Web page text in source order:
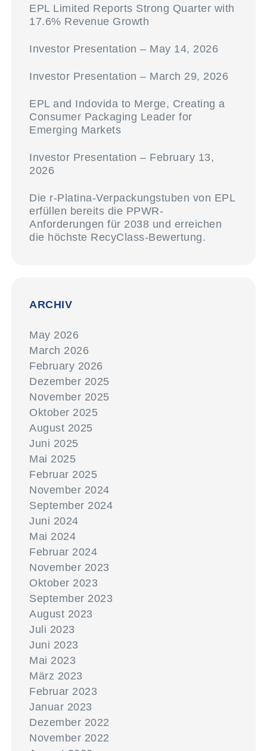
EPL Limited Reports Strong Quarter with
17.6% Revenue Growth
Investor Presentation – May 14, 2026
Investor Presentation – March 29, 2026
EPL and Indovida to Merge, Creating a
Consumer Packaging Leader for
Emerging Markets
Investor Presentation – February 13,
2026
Die r-Platina-Verpackungstuben von EPL
erfüllen bereits die PPWR-
Anforderungen für 2038 und erreichen
die höchste RecyClass-Bewertung.
ARCHIV
May 2026
March 2026
February 2026
Dezember 2025
November 2025
Oktober 2025
August 2025
Juni 2025
Mai 2025
Februar 2025
November 2024
September 2024
Juni 2024
Mai 2024
Februar 2024
November 2023
Oktober 2023
September 2023
August 2023
Juli 2023
Juni 2023
Mai 2023
März 2023
Februar 2023
Januar 2023
Dezember 2022
November 2022